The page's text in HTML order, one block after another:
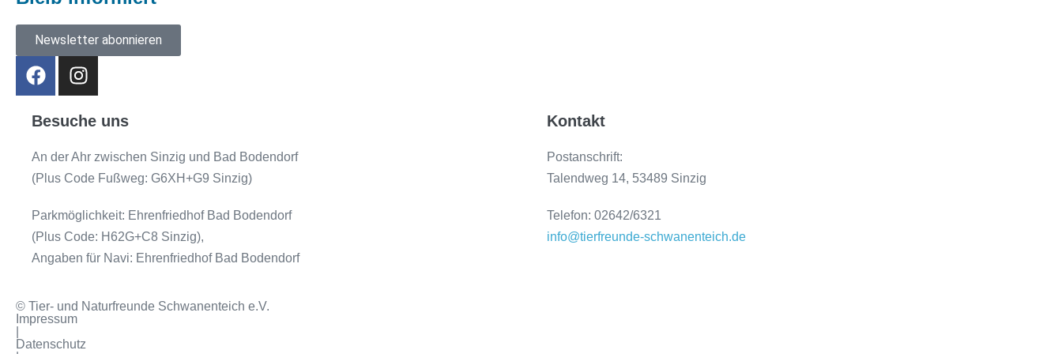
Newsletter abonnieren
Besuche uns
An der Ahr zwischen Sinzig und Bad Bodendorf
(Plus Code Fußweg: G6XH+G9 Sinzig)
Parkmöglichkeit: Ehrenfriedhof Bad Bodendorf
(Plus Code: H62G+C8 Sinzig),
Angaben für Navi: Ehrenfriedhof Bad Bodendorf
Kontakt
Postanschrift:
Talendweg 14, 53489 Sinzig
Telefon: 02642/6321
info@tierfreunde-schwanenteich.de
© Tier- und Naturfreunde Schwanenteich e.V.
Impressum
Datenschutz